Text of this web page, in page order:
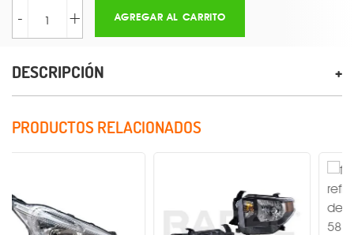
- + AGREGAR AL CARRITO
DESCRIPCIÓN
PRODUCTOS RELACIONADOS